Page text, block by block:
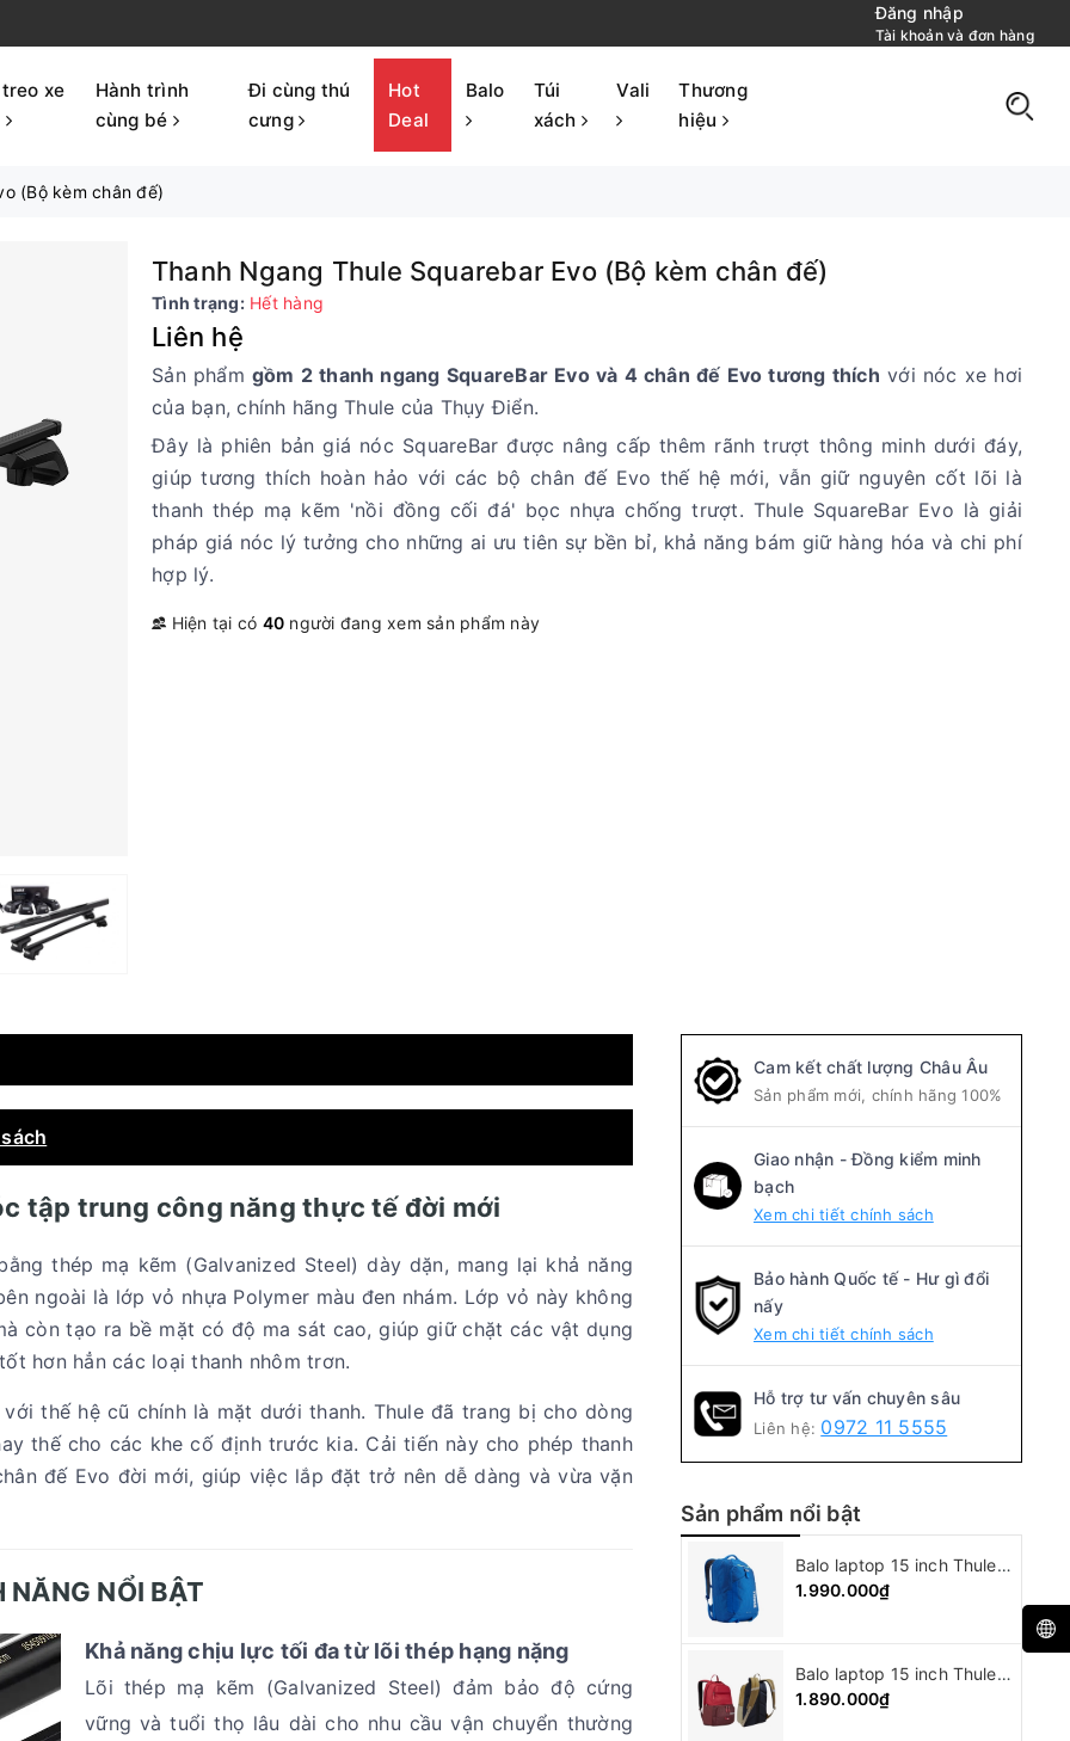
Đăng nhập
Tài khoản và đơn hàng
xe
Hành trình
cùng bé
Đi cùng thú
cưng
Hot
Deal
Balo
Túi
xách
Vali
Thương
hiệu
(Bộ kèm chân đế)
Thanh Ngang Thule Squarebar Evo (Bộ kèm chân đế)
Tình trạng: Hết hàng
Liên hệ
Sản phẩm gồm 2 thanh ngang SquareBar Evo và 4 chân đế Evo tương thích với nóc xe hơi
của bạn, chính hãng Thule của Thụy Điển.
Đây là phiên bản giá nóc SquareBar được nâng cấp thêm rãnh trượt thông minh dưới đáy,
giúp tương thích hoàn hảo với các bộ chân đế Evo thế hệ mới, vẫn giữ nguyên cốt lõi là
thanh thép mạ kẽm 'nồi đồng cối đá' bọc nhựa chống trượt. Thule SquareBar Evo là giải
pháp giá nóc lý tưởng cho những ai ưu tiên sự bền bỉ, khả năng bám giữ hàng hóa và chi phí
hợp lý.
Hiện tại có 40 người đang xem sản phẩm này
tập trung công năng thực tế đời mới
thép mạ kẽm (Galvanized Steel) dày dặn, mang lại khả năng
ngoài là lớp vỏ nhựa Polymer màu đen nhám. Lớp vỏ này không
còn tạo ra bề mặt có độ ma sát cao, giúp giữ chặt các vật dụng
hơn hẳn các loại thanh nhôm trơn.
thế hệ cũ chính là mặt dưới thanh. Thule đã trang bị cho dòng
thế cho các khe cố định trước kia. Cải tiến này cho phép thanh
đế Evo đời mới, giúp việc lắp đặt trở nên dễ dàng và vừa vặn
NĂNG NỔI BẬT
Khả năng chịu lực tối đa từ lõi thép hạng nặng
Lõi thép mạ kẽm (Galvanized Steel) đảm bảo độ cứng
vững và tuổi thọ lâu dài cho nhu cầu vận chuyển thường
Cam kết chất lượng Châu Âu
Sản phẩm mới, chính hãng 100%
Giao nhận - Đồng kiểm minh
bạch
Xem chi tiết chính sách
Bảo hành Quốc tế - Hư gì đổi
nấy
Xem chi tiết chính sách
Hỗ trợ tư vấn chuyên sâu
Liên hệ: 0972 11 5555
Sản phẩm nổi bật
Balo laptop 15 inch Thule Crossover backpack
1.990.000₫
Balo laptop 15 inch Thule Departer backpack ( 21L )
1.890.000₫